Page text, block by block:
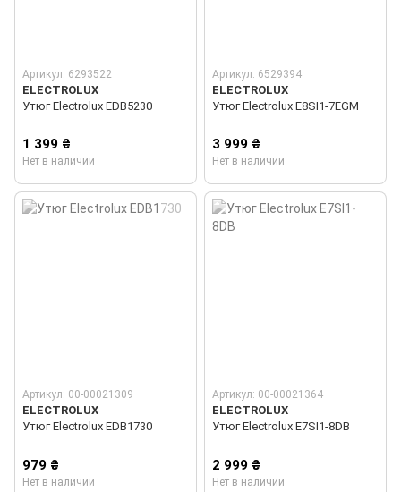
Артикул: 6293522
ELECTROLUX
Утюг Electrolux EDB5230
1 399 ₴
Нет в наличии
Артикул: 6529394
ELECTROLUX
Утюг Electrolux E8SI1-7EGM
3 999 ₴
Нет в наличии
Артикул: 00-00021309
ELECTROLUX
Утюг Electrolux EDB1730
979 ₴
Нет в наличии
Артикул: 00-00021364
ELECTROLUX
Утюг Electrolux E7SI1-8DB
2 999 ₴
Нет в наличии